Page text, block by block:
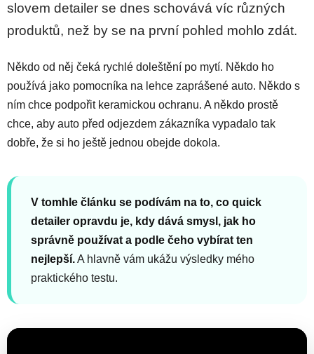
slovem detailer se dnes schovává víc různých
produktů, než by se na první pohled mohlo zdát.
Někdo od něj čeká rychlé doleštění po mytí. Někdo ho
používá jako pomocníka na lehce zaprášené auto. Někdo s
ním chce podpořit keramickou ochranu. A někdo prostě
chce, aby auto před odjezdem zákazníka vypadalo tak
dobře, že si ho ještě jednou obejde dokola.
V tomhle článku se podívám na to, co quick
detailer opravdu je, kdy dává smysl, jak ho
správně používat a podle čeho vybírat ten
nejlepší.A hlavně vám ukážu výsledky mého
praktického testu.